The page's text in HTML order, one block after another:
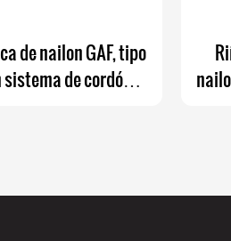
de nailon GAF, tipo
sistema de cordón